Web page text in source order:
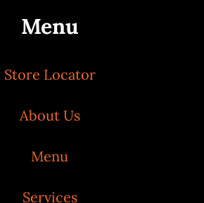
Menu
Store Locator
About Us
Menu
Services